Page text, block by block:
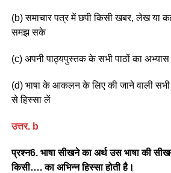
(b) समाचार पत्र में छपी किसी खबर, लेख या
समझ सके
(c) अपनी पाठ्यपुस्तक के सभी पाठों का
(d) भाषा के आकलन के लिए की जाने वाली सभी
से हिस्सा लें
उत्तर. b
प्रश्न6. भाषा सीखने का अर्थ उस भाषा की
किसी…. का अभिन्न हिस्सा होती है।